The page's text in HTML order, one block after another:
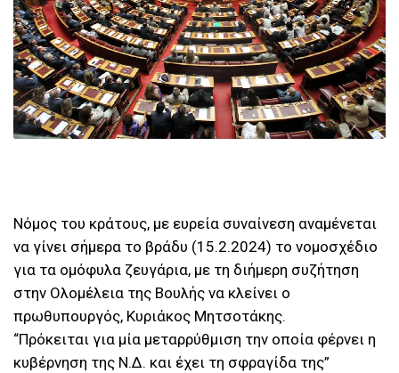
Νόμος του κράτους, με ευρεία συναίνεση αναμένεται
να γίνει σήμερα το βράδυ (15.2.2024) το νομοσχέδιο
για τα ομόφυλα ζευγάρια, με τη διήμερη συζήτηση
στην Ολομέλεια της Βουλής να κλείνει ο
πρωθυπουργός, Κυριάκος Μητσοτάκης.
“Πρόκειται για μία μεταρρύθμιση την οποία φέρνει η
κυβέρνηση της Ν.Δ. και έχει τη σφραγίδα της”